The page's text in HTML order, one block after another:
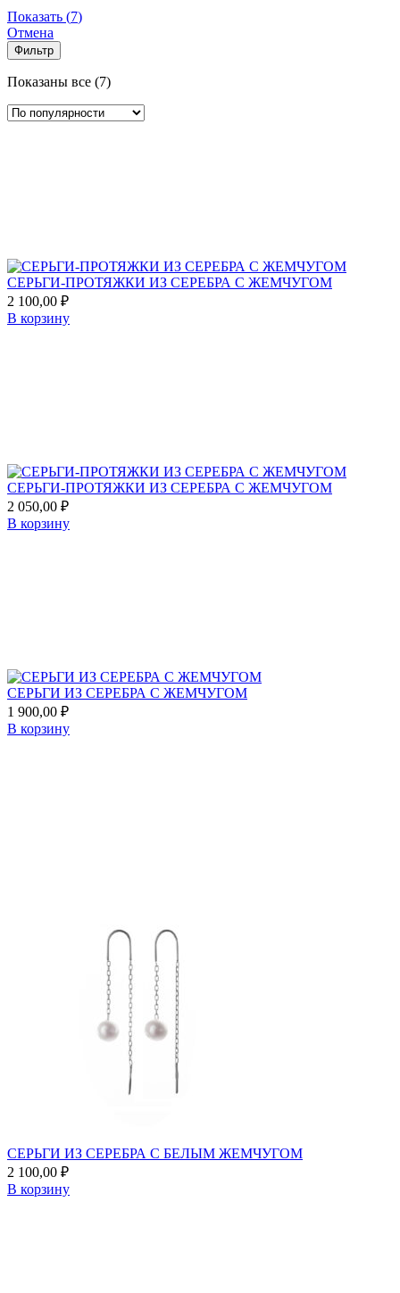
Показать (7)
Отмена
Фильтр
Показаны все (7)Сортировка:
популярности
СЕРЬГИ-ПРОТЯЖКИ ИЗ СЕРЕБРА С ЖЕМЧУГОМ
2 100,00 ₽
В корзину
СЕРЬГИ-ПРОТЯЖКИ ИЗ СЕРЕБРА С ЖЕМЧУГОМ
2 050,00 ₽
В корзину
СЕРЬГИ ИЗ СЕРЕБРА С ЖЕМЧУГОМ
1 900,00 ₽
В корзину
СЕРЬГИ ИЗ СЕРЕБРА С БЕЛЫМ ЖЕМЧУГОМ
2 100,00 ₽
В корзину